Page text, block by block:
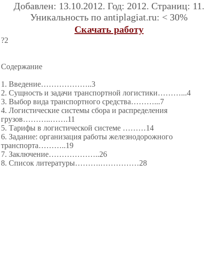
Добавлен: 13.10.2012. Год: 2012. Страниц: 11.
Уникальность по antiplagiat.ru: < 30%
Скачать работу
?2
Содержание
1. Введение………………..3
2. Сущность и задачи транспортной логистики………...4
3. Выбор вида транспортного средства………...7
4. Логистические системы сбора и распределения
грузов………..…….11
5. Тарифы в логистической системе ………14
6. Задание: организация работы железнодорожного
транспорта………..19
7. Заключение………………..26
8. Список литературы……….……………28